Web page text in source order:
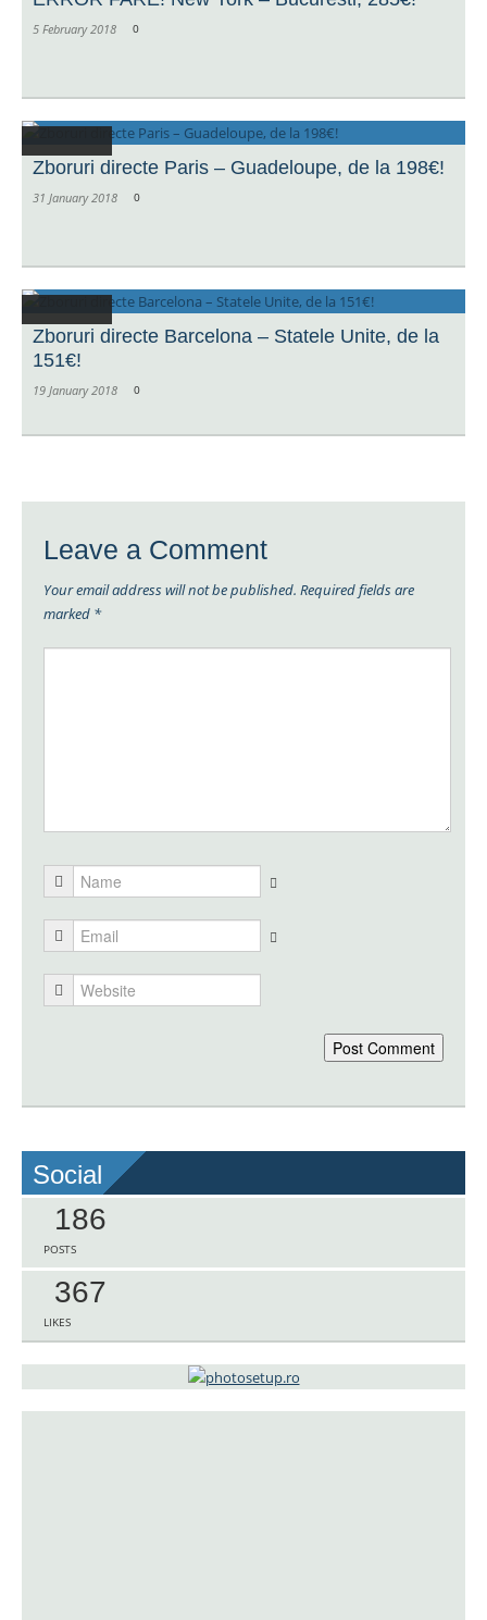
5 February 2018 0
Zboruri directe Paris – Guadeloupe, de la 198€!
31 January 2018 0
Zboruri directe Barcelona – Statele Unite, de la
151€!
19 January 2018 0
Leave a Comment
Your email address will not be published. Required fields are
marked *
Social
186
POSTS
367
LIKES